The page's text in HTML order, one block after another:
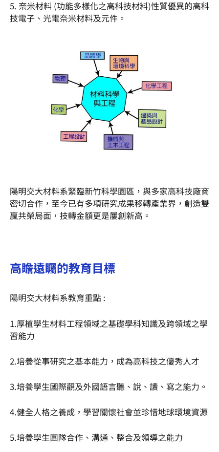
5. 奈米材料 (功能多樣化之高科技材料)性質優異的高科
技電子、光電奈米材料及元件。
陽明交大材料系緊臨新竹科學園區，與多家高科技廠商
密切合作，至今已有多項研究成果移轉產業界，創造雙
贏共榮局面，技轉金額更是屢創新高。
高瞻遠矚的教育目標
陽明交大材料系教育重點 :
1.厚植學生材料工程領域之基礎學科知識及跨領域之學
習能力
2.培養從事研究之基本能力，成為高科技之優秀人才
3.培養學生國際觀及外國語言聽、說、讀、寫之能力。
4.健全人格之養成，學習關懷社會並珍惜地球環境資源
5.培養學生團隊合作、溝通、整合及領導之能力